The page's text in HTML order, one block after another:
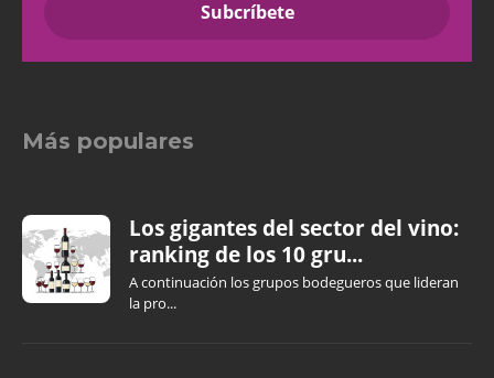
Más populares
Los gigantes del sector del vino:
ranking de los 10 gru...
A continuación los grupos bodegueros que lideran
la pro...